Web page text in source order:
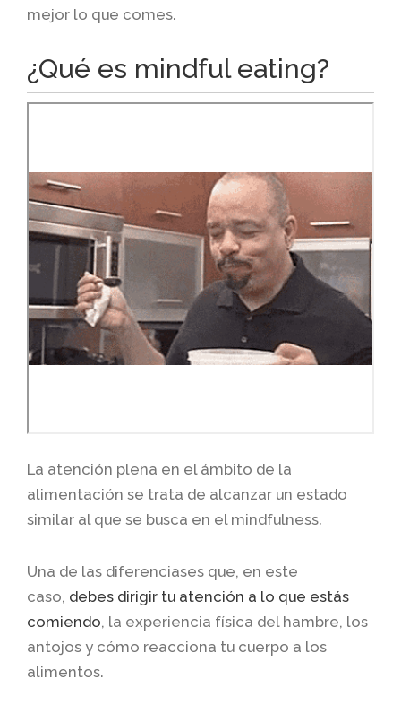
mejor lo que comes.
¿Qué es mindful eating?
La atención plena en el ámbito de la
alimentación se trata de alcanzar un estado
similar al que se busca en el mindfulness.
Una de las diferenciases que, en este
caso, debes dirigir tu atención a lo que estás
comiendo, la experiencia física del hambre, los
antojos y cómo reacciona tu cuerpo a los
alimentos.